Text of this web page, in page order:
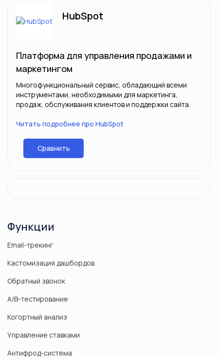
HubSpot
Платформа для управления продажами и
маркетингом
Многофункциональный сервис, обладающий всеми
инструментами, необходимыми для маркетинга,
продаж, обслуживания клиентов и поддержки сайта.
Читать подробнее про HubSpot
Сравнить
Функции
Email-трекинг
Кастомизация дашбордов
Обратный звонок
А/B-тестирование
Когортный анализ
Управление ставками
Антифрод-система